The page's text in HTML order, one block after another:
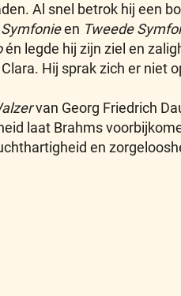
Al snel betrok hij een
en Tweede
én legde hij zijn ziel en
Hij sprak zich er niet
van Georg Friedrich
laat Brahms
en